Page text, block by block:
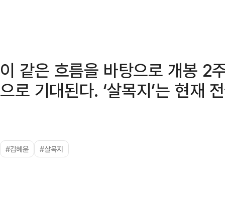
이 같은 흐름을 바탕으로 개봉 2
으로 기대된다. ‘살목지’는 현재
#김혜윤 #살목지